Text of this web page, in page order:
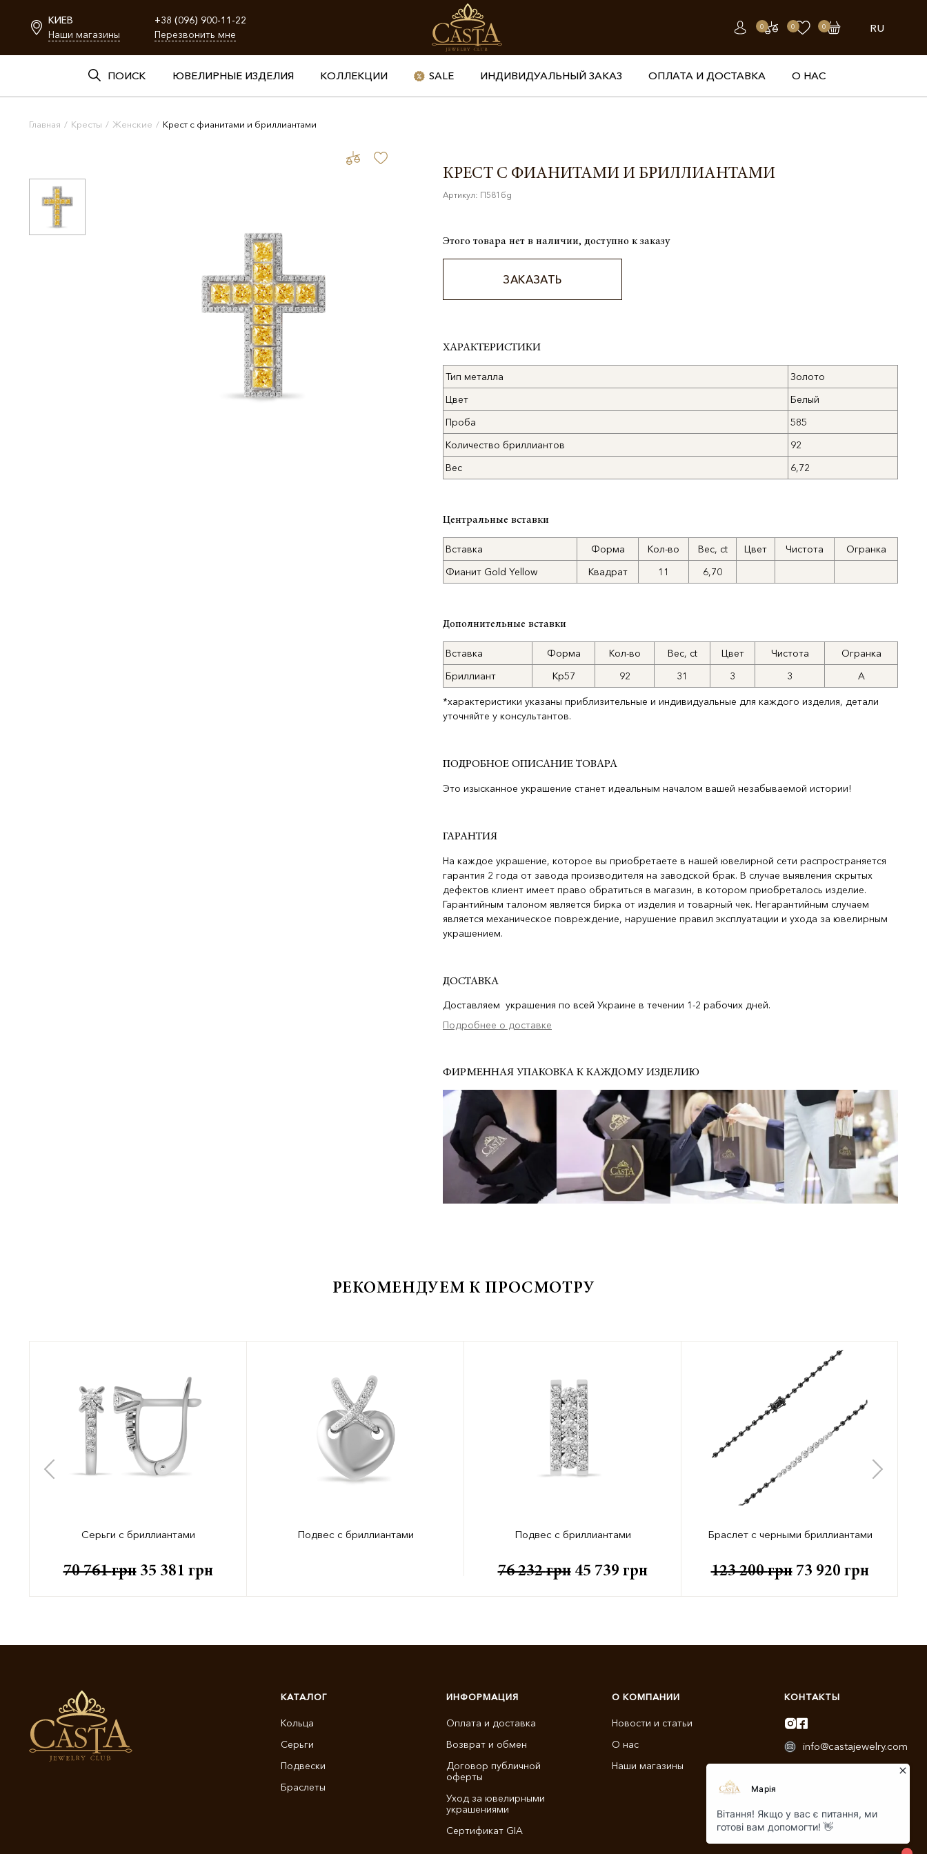
КИЕВ
Наши магазины
+38 (096) 900-11-22
Перезвонить мне
0 0 0 RU
ПОИСК ЮВЕЛИРНЫЕ ИЗДЕЛИЯ КОЛЛЕКЦИИ SALE ИНДИВИДУАЛЬНЫЙ ЗАКАЗ ОПЛАТА И ДОСТАВКА О НАС
Главная / Кресты / Женские / Крест с фианитами и бриллиантами
КРЕСТ С ФИАНИТАМИ И БРИЛЛИАНТАМИ
Артикул: П581бg
Этого товара нет в наличии, доступно к заказу
ЗАКАЗАТЬ
ХАРАКТЕРИСТИКИ
Тип металла
Золото
Цвет
Белый
Проба
585
Количество бриллиантов
92
Вес
6,72
Центральные вставки
Вставка Форма Кол-во Вес, ct Цвет Чистота
Огранка
Фианит Gold Yellow
Квадрат 11 6,70
Дополнительные вставки
Вставка Форма Кол-во Вес, ct Цвет Чистота
Огранка
Бриллиант
Кр57 92 31 3 3 А
*характеристики указаны приблизительные и индивидуальные для каждого изделия, детали
уточняйте у консультантов.
ПОДРОБНОЕ ОПИСАНИЕ ТОВАРА
Это изысканное украшение станет идеальным началом вашей незабываемой истории!
ГАРАНТИЯ
На каждое украшение, которое вы приобретаете в нашей ювелирной сети распространяется
гарантия 2 года от завода производителя на заводской брак. В случае выявления скрытых
дефектов клиент имеет право обратиться в магазин, в котором приобреталось изделие.
Гарантийным талоном является бирка от изделия и товарный чек. Негарантийным случаем
является механическое повреждение, нарушение правил эксплуатации и ухода за ювелирным
украшением.
ДОСТАВКА
Доставляем украшения по всей Украине в течении 1-2 рабочих дней.
Подробнее о доставке
ФИРМЕННАЯ УПАКОВКА К КАЖДОМУ ИЗДЕЛИЮ
РЕКОМЕНДУЕМ К ПРОСМОТРУ
Серьги с бриллиантами
70 761грн 35 381 грн
Подвес с бриллиантами Подвес с бриллиантами
76 232грн 45 739 грн
Браслет с черными бриллиантами
123 200грн 73 920 грн
КАТАЛОГ
Кольца
Серьги
Подвески
Браслеты
ИНФОРМАЦИЯ
Оплата и доставка
Возврат и обмен
Договор публичной
оферты
Уход за ювелирными
украшениями
Сертификат GIA
О КОМПАНИИ
Новости и статьи
О нас
Наши магазины
КОНТАКТЫ
info@castajewelry.com